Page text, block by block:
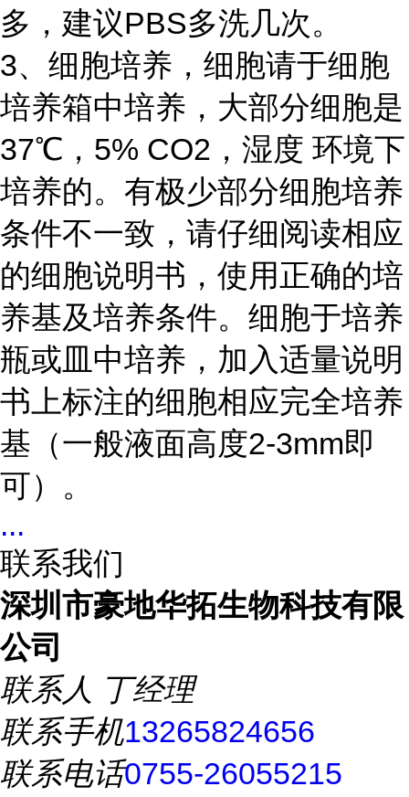
多，建议PBS多洗几次。
3、细胞培养，细胞请于细胞
培养箱中培养，大部分细胞是
37℃，5% CO2，湿度 环境下
培养的。有极少部分细胞培养
条件不一致，请仔细阅读相应
的细胞说明书，使用正确的培
养基及培养条件。细胞于培养
瓶或皿中培养，加入适量说明
书上标注的细胞相应完全培养
基（一般液面高度2-3mm即
可）。
...
联系我们
深圳市豪地华拓生物科技有限
公司
联系人 丁经理
联系手机13265824656
联系电话0755-26055215